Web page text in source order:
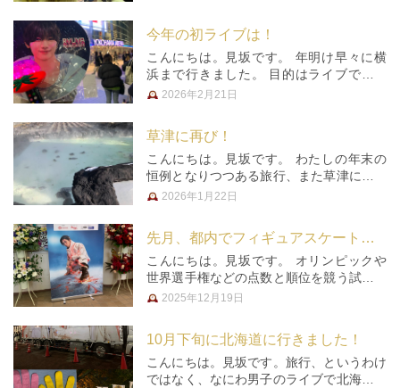
なのでそれなりに長くなり、…
今年の初ライブは！
こんにちは。見坂です。 年明け早々に横
浜まで行きました。 目的はライブでした
が、せっかくなので以前から気になってい
に行ったにもかかわらず、めっち…
2026年2月21日
草津に再び！
こんにちは。見坂です。 わたしの年末の
恒例となりつつある旅行、また草津にいき
ました。去年と同じメンバー、同じ宿。
（何杯でも無料）のが気に入って…
2026年1月22日
先月、都内でフィギュアスケートのアイスショーを観てきました
こんにちは。見坂です。 オリンピックや
世界選手権などの点数と順位を競う試合と
は違い、アイスショーはルールもなく、点
ものです。 ショーを生でみるの…
2025年12月19日
10月下旬に北海道に行きました！
こんにちは。見坂です。旅行、というわけ
ではなく、なにわ男子のライブで北海道に